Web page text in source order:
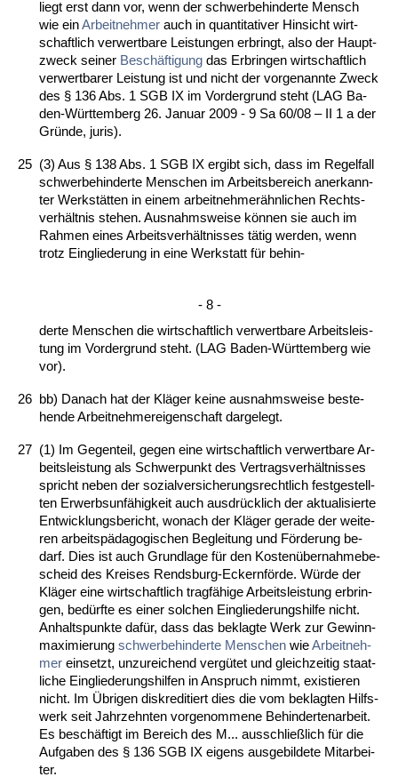
liegt erst dann vor, wenn der schwer­be­hin­der­te Mensch
wie einAr­beit­neh­mer auch in quan­ti­ta­ti­ver Hin­sicht wirt­
schaft­lich ver­wert­ba­re Leis­tun­gen er­bringt, al­so der Haupt­
zweck sei­ner Beschäfti­gung das Er­brin­gen wirt­schaft­lich
ver­wert­ba­rer Leis­tung ist und nicht der vor­ge­nann­te Zweck
des § 136 Abs. 1 SGB IX im Vor­der­grund steht (LAG Ba­
den-Würt­tem­berg 26. Ja­nu­ar 2009 - 9 Sa 60/08 – II 1 a der
Gründe, ju­ris).
25 (3) Aus § 138 Abs. 1 SGB IX er­gibt sich, dass im Re­gel­fall
schwer­be­hin­der­te Men­schen im Ar­beits­be­reich an­er­kann­
ter Werkstätten in ei­nem ar­beit­neh­merähn­li­chen Rechts­
verhält­nis ste­hen. Aus­nahms­wei­se können sie auch im
Rah­men ei­nes Ar­beits­verhält­nis­ses tätig wer­den, wenn
trotz Ein­glie­de­rung in ei­ne Werk­statt für be­hin-
- 8 -
der­te Men­schen die wirt­schaft­lich ver­wert­ba­re Ar­beits­leis­
tung im Vor­der­grund steht. (LAG Ba­den-Würt­tem­berg wie
vor).
26 bb) Da­nach hat der Kläger kei­ne aus­nahms­wei­se be­ste­
hen­de Ar­beit­neh­mer­ei­gen­schaft dar­ge­legt.
27 (1) Im Ge­gen­teil, ge­gen ei­ne wirt­schaft­lich ver­wert­ba­re Ar­
beits­leis­tung als Schwer­punkt des Ver­trags­verhält­nis­ses
spricht ne­ben der so­zi­al­ver­si­che­rungs­recht­lich fest­ge­stell­
ten Er­werbs­unfähig­keit auch aus­drück­lich der ak­tua­li­sier­te
Ent­wick­lungs­be­richt, wo­nach der Kläger ge­ra­de der wei­te­
ren ar­beitspädago­gi­schen Be­glei­tung und Förde­rung be­
darf. Dies ist auch Grund­la­ge für den Kos­tenüber­nah­me­be­
scheid des Krei­ses Rends­burg-Eckernförde. Würde der
Kläger ei­ne wirt­schaft­lich tragfähi­ge Ar­beits­leis­tung er­brin­
gen, bedürf­te es ei­ner sol­chen Ein­glie­de­rungs­hil­fe nicht.
An­halts­punk­te dafür, dass das be­klag­te Werk zur Ge­winn­
ma­xi­mie­rung schwer­be­hin­der­te Men­schen wieAr­beit­neh­
mer ein­setzt, un­zu­rei­chend vergütet und gleich­zei­tig staat­
li­che Ein­glie­de­rungs­hil­fen in An­spruch nimmt, exis­tie­ren
nicht. Im Übri­gen dis­kre­di­tiert dies die vom be­klag­ten Hilfs­
werk seit Jahr­zehn­ten vor­ge­nom­me­ne Be­hin­der­te­n­ar­beit.
Es beschäftigt im Be­reich des M... aus­sch­ließlich für die
Auf­ga­ben des § 136 SGB IX ei­gens aus­ge­bil­de­te Mit­ar­bei­
ter.